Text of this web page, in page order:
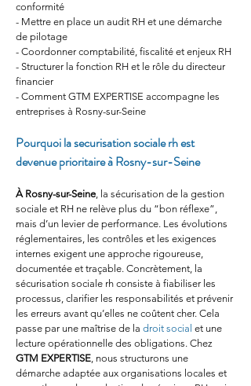
conformité
- Mettre en place un audit RH et une démarche
de pilotage
- Coordonner comptabilité, fiscalité et enjeux RH
- Structurer la fonction RH et le rôle du directeur
financier
- Comment GTM EXPERTISE accompagne les
entreprises à Rosny-sur-Seine
Pourquoi la securisation sociale rh est
devenue prioritaire à Rosny-sur-Seine
À Rosny-sur-Seine, la sécurisation de la gestion
sociale et RH ne relève plus du “bon réflexe”,
mais d’un levier de performance. Les évolutions
réglementaires, les contrôles et les exigences
internes exigent une approche rigoureuse,
documentée et traçable. Concrètement, la
sécurisation sociale rh consiste à fiabiliser les
processus, clarifier les responsabilités et prévenir
les erreurs avant qu’elles ne coûtent cher. Cela
passe par une maîtrise de la droit social et une
lecture opérationnelle des obligations. Chez
GTM EXPERTISE, nous structurons une
démarche adaptée aux organisations locales et